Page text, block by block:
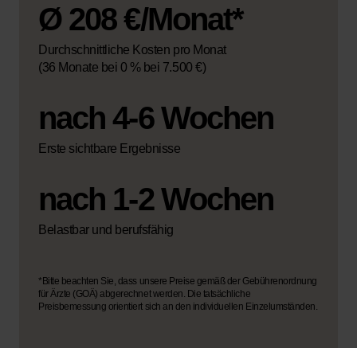
Ø 208 €/Monat*
Durchschnittliche Kosten pro Monat
(36 Monate bei 0 % bei 7.500 €)
nach 4-6 Wochen
Erste sichtbare Ergebnisse
nach 1-2 Wochen
Belastbar und berufsfähig
*Bitte beachten Sie, dass unsere Preise gemäß der Gebührenordnung
für Ärzte (GOÄ) abgerechnet werden. Die tatsächliche
Preisbemessung orientiert sich an den individuellen Einzelumständen.